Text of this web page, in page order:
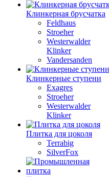
Клинкерная брусчатка
Feldhaus
Stroeher
Westerwalder
Klinker
Vandersanden
Клинкерные ступени
Exagres
Stroeher
Westerwalder
Klinker
Плитка для цоколя
Terrabig
SilverFox